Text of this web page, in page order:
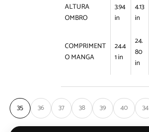
ALTURA
OMBRO
3.94
in
4.13
in
COMPRIMENT
O MANGA
24.4
1 in
24.
80
in
35 36 37 38 39 40 34